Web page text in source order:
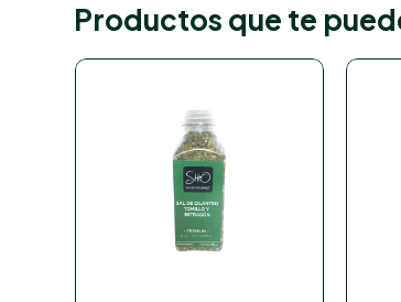
Productos que te